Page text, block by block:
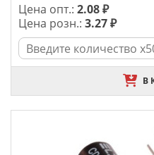
Цена опт.: 2.08 ₽
Цена розн.: 3.27 ₽
В